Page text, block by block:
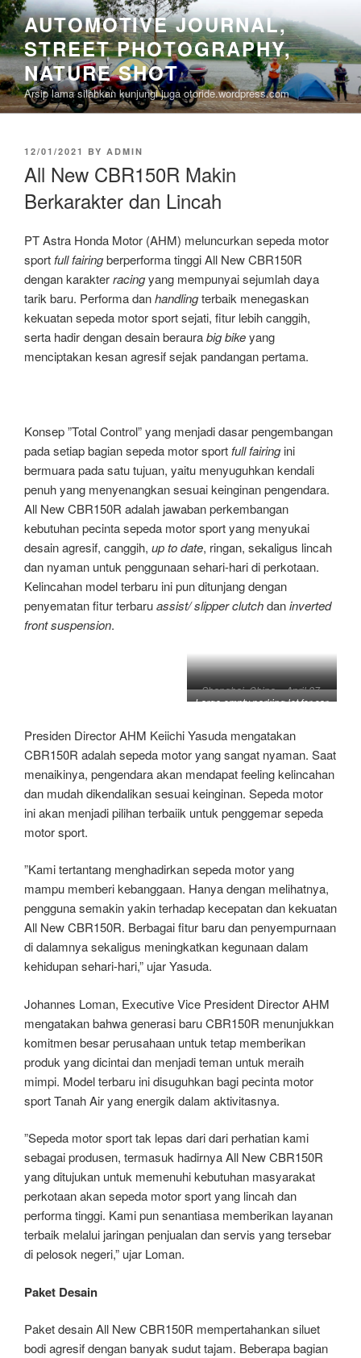
Skip
to
content
AUTOMOTIVE JOURNAL,
STREET PHOTOGRAPHY,
NATURE SHOT
Arsip lama silahkan kunjungi juga otoride.wordpress.com
POSTED
12/01/2021 BY ADMIN
All New CBR150R Makin
Berkarakter dan Lincah
PT Astra Honda Motor (AHM) meluncurkan sepeda motor
sportfull fairingberperforma tinggi All New CBR150R
dengan karakterracingyang mempunyai sejumlah daya
tarik baru. Performa danhandlingterbaik menegaskan
kekuatan sepeda motor sport sejati, fitur lebih canggih,
serta hadir dengan desain beraurabig bikeyang
menciptakan kesan agresif sejak pandangan pertama.
Konsep ”Total Control” yang menjadi dasar pengembangan
pada setiap bagian sepeda motor sportfull fairingini
bermuara pada satu tujuan, yaitu menyuguhkan kendali
penuh yang menyenangkan sesuai keinginan pengendara.
All New CBR150R adalah jawaban perkembangan
kebutuhan pecinta sepeda motor sport yang menyukai
desain agresif, canggih, up to date, ringan, sekaligus lincah
dan nyaman untuk penggunaan sehari-hari di perkotaan.
Kelincahan model terbaru ini pun ditunjang dengan
penyematan fitur terbaruassist/ slipper clutchdaninverted
front suspension.
Shanghai, China – April 27,
2019
Large empty parking lot for car
Presiden Director AHM Keiichi Yasuda mengatakan
CBR150R adalah sepeda motor yang sangat nyaman. Saat
menaikinya, pengendara akan mendapat feeling kelincahan
dan mudah dikendalikan sesuai keinginan. Sepeda motor
ini akan menjadi pilihan terbaiik untuk penggemar sepeda
motor sport.
”Kami tertantang menghadirkan sepeda motor yang
mampu memberi kebanggaan. Hanya dengan melihatnya,
pengguna semakin yakin terhadap kecepatan dan kekuatan
All New CBR150R. Berbagai fitur baru dan penyempurnaan
di dalamnya sekaligus meningkatkan kegunaan dalam
kehidupan sehari-hari,” ujar Yasuda.
Johannes Loman, Executive Vice President Director AHM
mengatakan bahwa generasi baru CBR150R menunjukkan
komitmen besar perusahaan untuk tetap memberikan
produk yang dicintai dan menjadi teman untuk meraih
mimpi. Model terbaru ini disuguhkan bagi pecinta motor
sport Tanah Air yang energik dalam aktivitasnya.
”Sepeda motor sport tak lepas dari dari perhatian kami
sebagai produsen, termasuk hadirnya All New CBR150R
yang ditujukan untuk memenuhi kebutuhan masyarakat
perkotaan akan sepeda motor sport yang lincah dan
performa tinggi. Kami pun senantiasa memberikan layanan
terbaik melalui jaringan penjualan dan servis yang tersebar
di pelosok negeri,” ujar Loman.
Paket Desain
Paket desain All New CBR150R mempertahankan siluet
bodi agresif dengan banyak sudut tajam. Beberapa bagian